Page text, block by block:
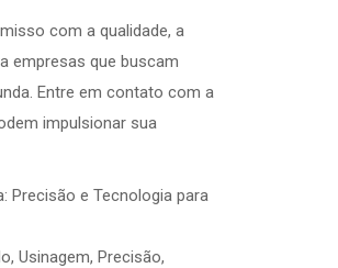
com a qualidade, a
empresas que buscam
Entre em contato com a
impulsionar sua
Precisão e Tecnologia para
Usinagem, Precisão,